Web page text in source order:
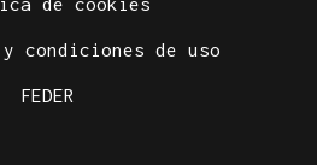
condiciones de uso
FEDER